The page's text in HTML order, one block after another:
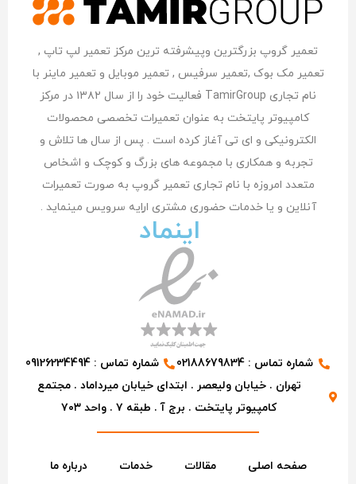
تعمیر گروپ بزرگترین وپیشرفته ترین مرکز تعمیر لپ تاپ ,
تعمیر مک بوک ,تعمیر سرفیس , تعمیر موبایل و تعمیر ماینر با
نام تجاری TamirGroup فعالیت خود را از سال ۱۳۸۲ در مرکز
کامپیوتر پایتخت به عنوان تعمیرات تخصصی محصولات
الکترونیکی و ای تی آغاز کرده است . پس از سال ها تلاش و
تجربه و همکاری با مجموعه های بزرگ و کوچک و اشخاص
متعدد امروزه با نام تجاری تعمیر گروپ به صورت تعمیرات
آنلاین و یا خدمات حضوری مشتری اراِیه سرویس مینماید .
اینماد
شماره تماس : 02188679834
شماره تماس : 09126234494
تهران . خیابان ولیعصر . ابتدای خیابان میرداماد . مجتمع
کامپیوتر پایتخت . برج آ . طبقه ۷ . واحد ۷۰۳
صفحه اصلی مقالات خدمات درباره ما